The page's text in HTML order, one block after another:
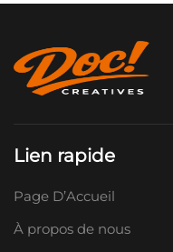
Lien rapide
Page D’Accueil
À propos de nous